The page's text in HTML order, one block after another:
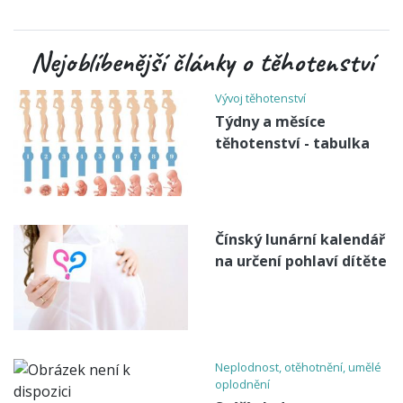
Nejoblíbenější články o těhotenství
Vývoj těhotenství
Týdny a měsíce
těhotenství - tabulka
Čínský lunární kalendář
na určení pohlaví dítěte
Neplodnost, otěhotnění, umělé
oplodnění